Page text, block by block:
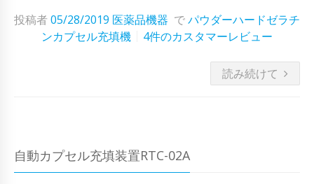
投稿者05/28/2019 医薬品機器 でパウダーハードゼラチ
ンカプセル充填機
4件のカスタマーレビュー
読み続けて
自動カプセル充填装置RTC-02A